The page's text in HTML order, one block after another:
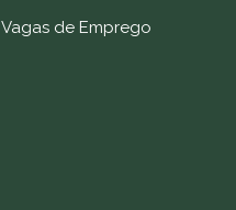
Vagas de Emprego